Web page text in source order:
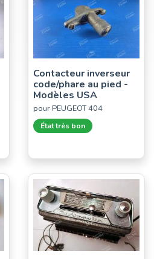
Contacteur inverseur
code/phare au pied -
Modèles USA
pour PEUGEOT 404
État très bon